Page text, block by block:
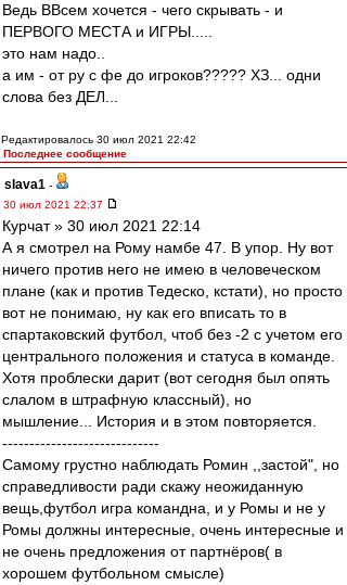
Ведь ВВсем хочется - чего скрывать - и
ПЕРВОГО МЕСТА и ИГРЫ.....
это нам надо..
а им - от ру с фе до игроков????? ХЗ... одни
слова без ДЕЛ...
Редактировалось 30 июл 2021 22:42
Последнее сообщение
slava1 -
30 июл 2021 22:37
Курчат » 30 июл 2021 22:14
А я смотрел на Рому намбе 47. В упор. Ну вот
ничего против него не имею в человеческом
плане (как и против Тедеско, кстати), но просто
вот не понимаю, ну как его вписать то в
спартаковский футбол, чтоб без -2 с учетом его
центрального положения и статуса в команде.
Хотя проблески дарит (вот сегодня был опять
слалом в штрафную классный), но
мышление... История и в этом повторяется.
-----------------------------
Cамому грустно наблюдать Ромин ,,застой", но
справедливости ради скажу неожиданную
вещь,футбол игра командна, и у Ромы и не у
Ромы должны интересные, очень интересныe и
не очень предложения от партнёров( в
хорошем футбольном смысле)